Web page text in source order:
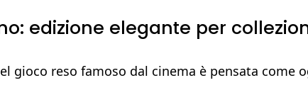
edizione elegante per
gioco reso famoso dal cinema è pensata come